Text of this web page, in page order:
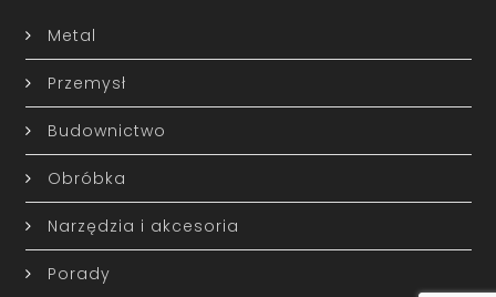
Metal
Przemysł
Budownictwo
Obróbka
Narzędzia i akcesoria
Porady